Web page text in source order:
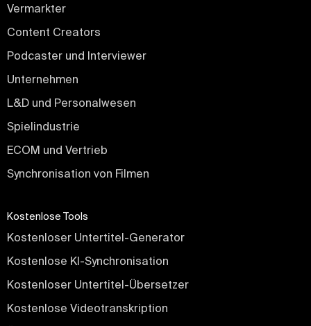
Vermarkter
Content Creators
Podcaster und Interviewer
Unternehmen
L&D und Personalwesen
Spielindustrie
ECOM und Vertrieb
Synchronisation von Filmen
Kostenlose Tools
Kostenloser Untertitel-Generator
Kostenlose KI-Synchronisation
Kostenloser Untertitel-Übersetzer
Kostenlose Videotranskription